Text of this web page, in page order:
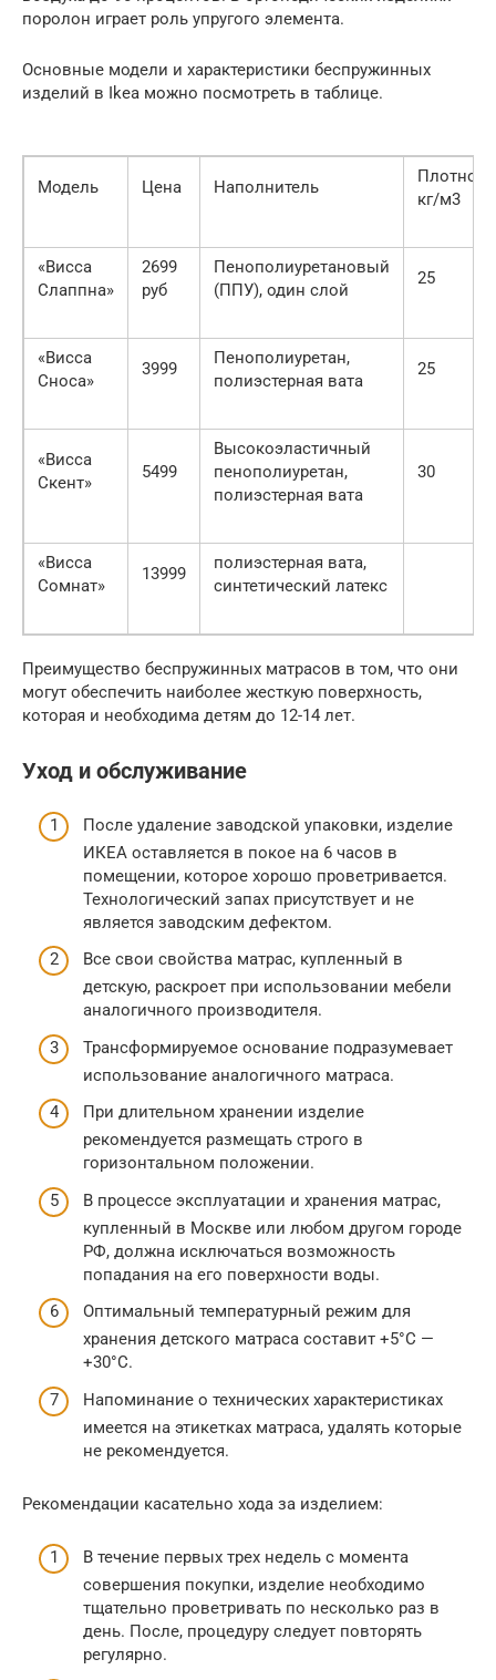
поролон играет роль упругого элемента.
Основные модели и характеристики беспружинных
изделий в Ikea можно посмотреть в таблице.
Модель Цена Наполнитель
кг/м3
«Висса
Слаппна»
2699
руб
Пенополиуретановый
(ППУ), один слой
25
«Висса
Сноса»
3999
Пенополиуретан,
полиэстерная вата
25
«Висса
Скент»
5499
Высокоэластичный
пенополиуретан,
полиэстерная вата
30
«Висса
Сомнат»
13999
полиэстерная вата,
синтетический латекс
Преимущество беспружинных матрасов в том, что они
могут обеспечить наиболее жесткую поверхность,
которая и необходима детям до 12-14 лет.
Уход и обслуживание
После удаление заводской упаковки, изделие
ИКЕА оставляется в покое на 6 часов в
помещении, которое хорошо проветривается.
Технологический запах присутствует и не
является заводским дефектом.
Все свои свойства матрас, купленный в
детскую, раскроет при использовании мебели
аналогичного производителя.
Трансформируемое основание подразумевает
использование аналогичного матраса.
При длительном хранении изделие
рекомендуется размещать строго в
горизонтальном положении.
В процессе эксплуатации и хранения матрас,
купленный в Москве или любом другом городе
РФ, должна исключаться возможность
попадания на его поверхности воды.
Оптимальный температурный режим для
хранения детского матраса составит +5°С —
+30°С.
Напоминание о технических характеристиках
имеется на этикетках матраса, удалять которые
не рекомендуется.
Рекомендации касательно хода за изделием:
В течение первых трех недель с момента
совершения покупки, изделие необходимо
тщательно проветривать по несколько раз в
день. После, процедуру следует повторять
регулярно.